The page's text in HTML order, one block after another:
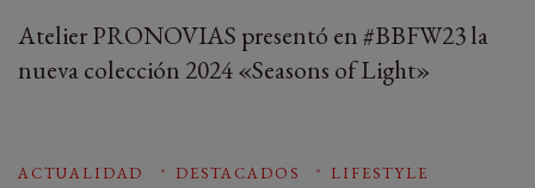
Atelier PRONOVIAS presentó en #BBFW23 la
nueva colección 2024 «Seasons of Light»
ACTUALIDAD DESTACADOS
LIFESTYLE